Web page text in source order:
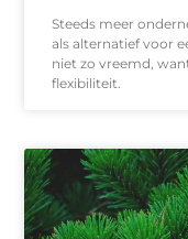
Steeds meer
als alternatief voor
niet zo vreemd,
flexibiliteit.